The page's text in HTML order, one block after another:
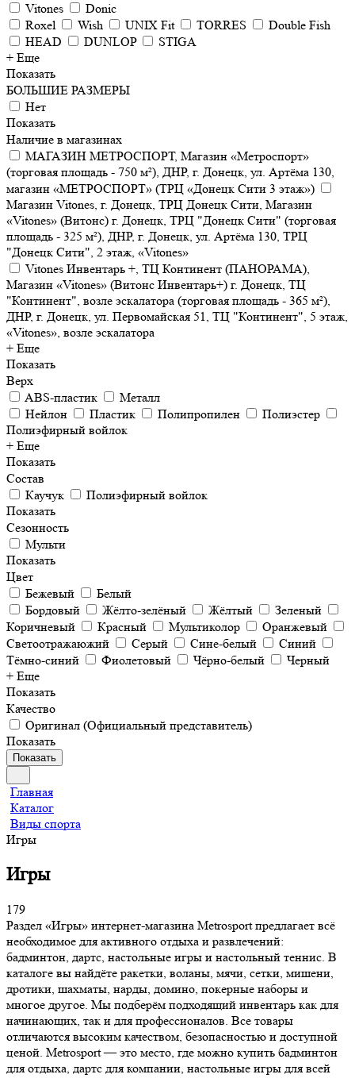
Vitones
Donic
Roxel
Wish UNIX Fit TORRES
Double Fish
HEAD
DUNLOP
STIGA
+ Еще
Показать
БОЛЬШИЕ РАЗМЕРЫ
Нет
Показать
Наличие в магазинах
МАГАЗИН МЕТРОСПОРТ, Магазин «Метроспорт»
(торговая площадь - 750 м²), ДНР, г. Донецк, ул. Артёма 130,
магазин «МЕТРОСПОРТ» (ТРЦ «Донецк Сити 3 этаж»)
Магазин Vitones, г. Донецк, ТРЦ Донецк Сити, Магазин
«Vitones» (Витонс) г. Донецк, ТРЦ "Донецк Сити" (торговая
площадь - 325 м²), ДНР, г. Донецк, ул. Артёма 130, ТРЦ
"Донецк Сити", 2 этаж, «Vitones»
Vitones Инвентарь +, ТЦ Континент (ПАНОРАМА),
Магазин «Vitones» (Витонс Инвентарь+) г. Донецк, ТЦ
"Континент", возле эскалатора (торговая площадь - 365 м²),
ДНР, г. Донецк, ул. Первомайская 51, ТЦ "Континент", 5 этаж,
«Vitones», возле эскалатора
+ Еще
Показать
Верх
ABS-пластик
Металл
Нейлон
Пластик Полипропилен
Полиэстер
Полиэфирный войлок
+ Еще
Показать
Состав
Каучук
Полиэфирный войлок
Показать
Сезонность
Мульти
Показать
Цвет
Бежевый
Белый
Бордовый
Жёлто-зелёный Жёлтый
Зеленый
Коричневый
Красный Мультиколор
Оранжевый
Светоотражаюжий
Серый Сине-белый
Синий
Тёмно-синий
Фиолетовый Чёрно-белый
Черный
+ Еще
Показать
Качество
Оригинал (Официальный представитель)
Показать
Показать
Главная
Каталог
Виды спорта
Игры
Игры
179
Раздел «Игры» интернет-магазина Metrosport предлагает всё
необходимое для активного отдыха и развлечений:
бадминтон, дартс, настольные игры и настольный теннис. В
каталоге вы найдёте ракетки, воланы, мячи, сетки, мишени,
дротики, шахматы, нарды, домино, покерные наборы и
многое другое. Мы подберём подходящий инвентарь как для
начинающих, так и для профессионалов. Все товары
отличаются высоким качеством, безопасностью и доступной
ценой. Metrosport — это место, где можно купить бадминтон
для отдыха, дартс для компании, настольные игры для всей